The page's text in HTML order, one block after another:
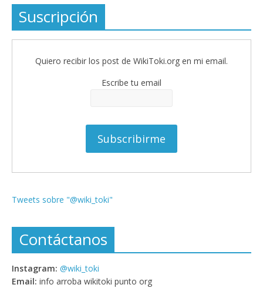
Suscripción
Quiero recibir los post de WikiToki.org en mi email.
Escribe tu email
Tweets sobre "@wiki_toki"
Contáctanos
Instagram: @wiki_toki
Email: info arroba wikitoki punto org